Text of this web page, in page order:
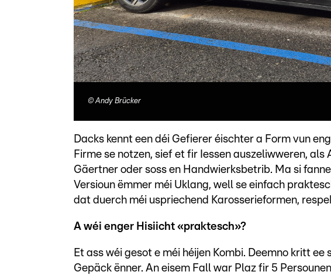
©Andy Brücker
Dacks kennt een déi Gefierer éischter a Form vun
Firme se notzen, sief et fir Iessen auszeliwweren,
Gäertner oder soss en Handwierksbetrib. Ma si
Versioun ëmmer méi Uklang, well se einfach
dat duerch méi uspriechend Karosserieformen,
A wéi enger Hisiicht «praktesch»?
Et ass wéi gesot e méi héijen Kombi. Deemno kritt
Gepäck ënner. An eisem Fall war Plaz fir 5